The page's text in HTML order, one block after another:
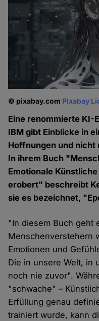
© pixabay.com Pixabay
Eine renommierte KI-
IBM gibt Einblicke in
Hoffnungen und
In ihrem Buch
Emotionale
erobert" beschreibt
sie es bezeichnet,
"In diesem Buch geht
Menschenverstehern
Emotionen und
Die in unsere Welt, in
noch nie zuvor".
"schwache" –
Erfüllung genau
trainiert wurde, kann